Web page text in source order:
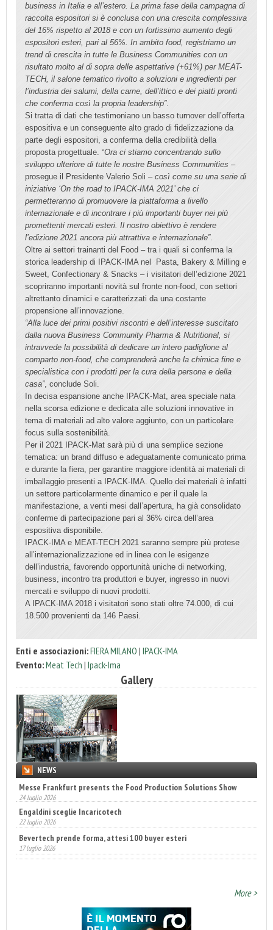
business in Italia e all’estero. La prima fase della campagna di
raccolta espositori si è conclusa con una crescita complessiva
del 16% rispetto al 2018 e con un fortissimo aumento degli
espositori esteri, pari al 56%. In ambito food, registriamo un
trend di crescita in tutte le Business Communities con un
risultato molto al di sopra delle aspettative (+61%) per MEAT-
TECH, il salone tematico rivolto a soluzioni e ingredienti per
l’industria dei salumi, della carne, dell’ittico e dei piatti pronti
che conferma così la propria leadership”.
Si tratta di dati che testimoniano un basso turnover dell’offerta
espositiva e un conseguente alto grado di fidelizzazione da
parte degli espositori, a conferma della credibilità della
proposta progettuale. “Ora ci stiamo concentrando sullo
sviluppo ulteriore di tutte le nostre Business Communities –
prosegue il Presidente Valerio Soli – così come su una serie di
iniziative ‘On the road to IPACK-IMA 2021’ che ci
permetteranno di promuovere la piattaforma a livello
internazionale e di incontrare i più importanti buyer nei più
promettenti mercati esteri. Il nostro obiettivo è rendere
l’edizione 2021 ancora più attrattiva e internazionale”.
Oltre ai settori trainanti del Food – tra i quali si conferma la
storica leadership di IPACK-IMA nel Pasta, Bakery & Milling e
Sweet, Confectionary & Snacks – i visitatori dell’edizione 2021
scopriranno importanti novità sul fronte non-food, con settori
altrettanto dinamici e caratterizzati da una costante
propensione all’innovazione.
“Alla luce dei primi positivi riscontri e dell’interesse suscitato
dalla nuova Business Community Pharma & Nutritional, si
intravvede la possibilità di dedicare un intero padiglione al
comparto non-food, che comprenderà anche la chimica fine e
specialistica con i prodotti per la cura della persona e della
casa”, conclude Soli.
In decisa espansione anche IPACK-Mat, area speciale nata
nella scorsa edizione e dedicata alle soluzioni innovative in
tema di materiali ad alto valore aggiunto, con un particolare
focus sulla sostenibilità.
Per il 2021 IPACK-Mat sarà più di una semplice sezione
tematica: un brand diffuso e adeguatamente comunicato prima
e durante la fiera, per garantire maggiore identità ai materiali di
imballaggio presenti a IPACK-IMA. Quello dei materiali è infatti
un settore particolarmente dinamico e per il quale la
manifestazione, a venti mesi dall’apertura, ha già consolidato
conferme di partecipazione pari al 36% circa dell’area
espositiva disponibile.
IPACK-IMA e MEAT-TECH 2021 saranno sempre più protese
all’internazionalizzazione ed in linea con le esigenze
dell’industria, favorendo opportunità uniche di networking,
business, incontro tra produttori e buyer, ingresso in nuovi
mercati e sviluppo di nuovi prodotti.
A IPACK-IMA 2018 i visitatori sono stati oltre 74.000, di cui
18.500 provenienti da 146 Paesi.
Enti e associazioni:FIERA MILANO | IPACK-IMA
Evento:Meat Tech | Ipack-Ima
Gallery
NEWS
Engaldini sceglie Incaricotech
22 luglio 2026
Bevertech prende forma, attesi 100 buyer esteri
17 luglio 2026
Fatturato record per l'industria cosmetica in Italia
10 luglio 2026
More >